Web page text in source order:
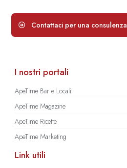
Contattaci per una consulenza
I nostri portali
ApeTime Bar e Locali
ApeTime Magazine
ApeTime Ricette
ApeTime Marketing
Link utili